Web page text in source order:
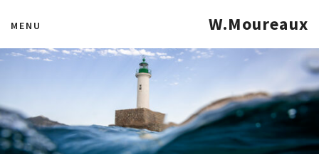
MENU W.Moureaux